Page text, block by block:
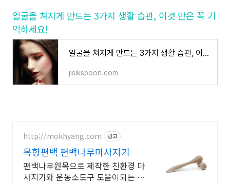
얼굴을 쳐지게 만드는 3가지 생활 습관, 이것 만은 꼭 기
억하세요!
얼굴을 쳐지게 만드는 3가지 생활 습관, 이것 만은 꼭 기억하세요!
jisikspoon.com
http://mokhyang.com 광고
목향편백 편백나무마사지기
편백나무원목으로 제작한 친환경 마
사지기와 운동소도구 도움이되는 자